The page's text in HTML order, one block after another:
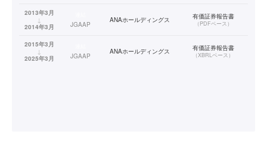
2013年3月
↓
2014年3月
JGAAP
ANAホールディングス 有価証券報告書
（PDFベース）
2015年3月
↓
2025年3月
JGAAP
ANAホールディングス 有価証券報告書
（XBRLベース）